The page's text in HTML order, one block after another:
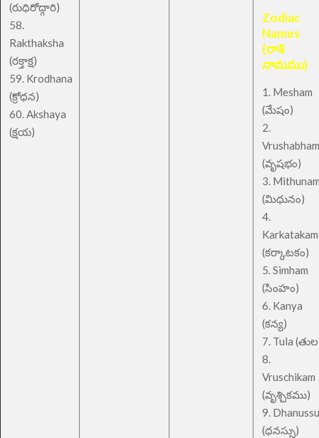
(రుధిరోద్గారి)
58.
Rakthaksha
(రక్తాక్ష)
59. Krodhana
(క్రోధన)
60. Akshaya
(క్షయ)
Zodiac
Names
(రాశి
నామము)
1. Mesham
(మేషం)
2.
Vrushabham
(వృషభం)
3.
(మిధునం)
4.
Karkatakam
(కర్కాటకం)
5. Simham
(సింహం)
6. Kanya
(కన్య)
7. Tula
8.
Vruschikam
(వృశ్చికము)
9. Dhanussu
(ధనస్సు)